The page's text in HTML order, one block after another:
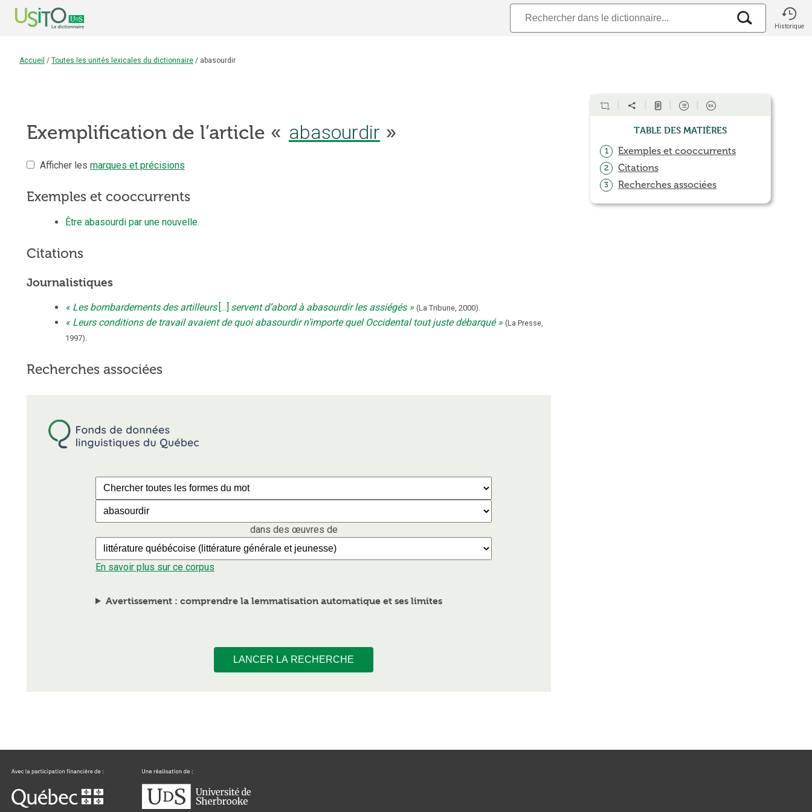
Historique
Accueil / Toutes les unités lexicales du dictionnaire / abasourdir
Exemplification de l’article « abasourdir »
Afficher les marques et précisions
Exemples et cooccurrents
Être abasourdi par une nouvelle.
Citations
Journalistiques
Les bombardements des artilleurs [...] servent d’abord à abasourdir les assiégés (La Tribune,2000).
Leurs conditions de travail avaient de quoi abasourdir n’importe quel Occidental tout juste débarqué (La Presse,
1997).
Recherches associées
dans des œuvres de
En savoir plus sur ce corpus
Avertissement : comprendre la lemmatisation automatique et ses limites
LANCER LA RECHERCHE
Table des matières
1 Exemples et cooccurrents
2 Citations
3 Recherches associées